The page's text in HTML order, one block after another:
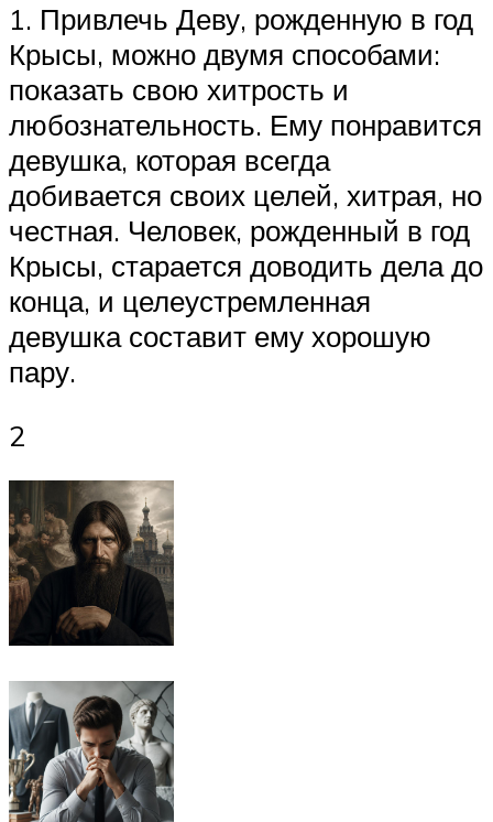
1. Привлечь Деву, рожденную в год
Крысы, можно двумя способами:
показать свою хитрость и
любознательность. Ему понравится
девушка, которая всегда
добивается своих целей, хитрая, но
честная. Человек, рожденный в год
Крысы, старается доводить дела до
конца, и целеустремленная
девушка составит ему хорошую
пару.
2